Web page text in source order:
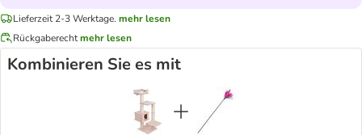
Lieferzeit 2-3 Werktage. mehr lesen
Rückgaberechtmehr lesen
Kombinieren Sie es mit